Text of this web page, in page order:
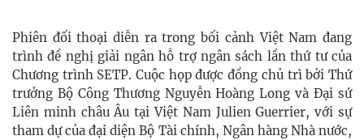
Phiên đối thoại diễn ra trong bối cảnh Việt Nam đang
trình đề nghị giải ngân hỗ trợ ngân sách lần thứ tư của
Chương trình SETP. Cuộc họp được đồng chủ trì bởi Thứ
trưởng Bộ Công Thương Nguyễn Hoàng Long và Đại sứ
Liên minh châu Âu tại Việt Nam Julien Guerrier, với sự
tham dự của đại diện Bộ Tài chính, Ngân hàng Nhà nước,